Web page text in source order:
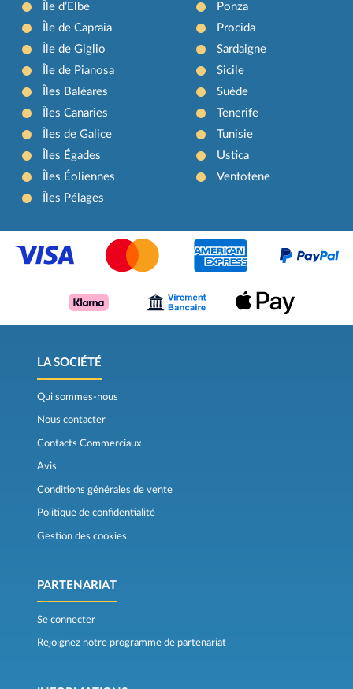
Île d’Elbe
Île de Capraia
Île de Giglio
Île de Pianosa
Îles Baléares
Îles Canaries
Îles de Galice
Îles Égades
Îles Éoliennes
Îles Pélages
Ponza
Procida
Sardaigne
Sicile
Suède
Tenerife
Tunisie
Ustica
Ventotene
LA SOCIÉTÉ
Qui sommes-nous
Nous contacter
Contacts Commerciaux
Avis
Conditions générales de vente
Politique de confidentialité
Gestion des cookies
PARTENARIAT
Se connecter
Rejoignez notre programme de partenariat